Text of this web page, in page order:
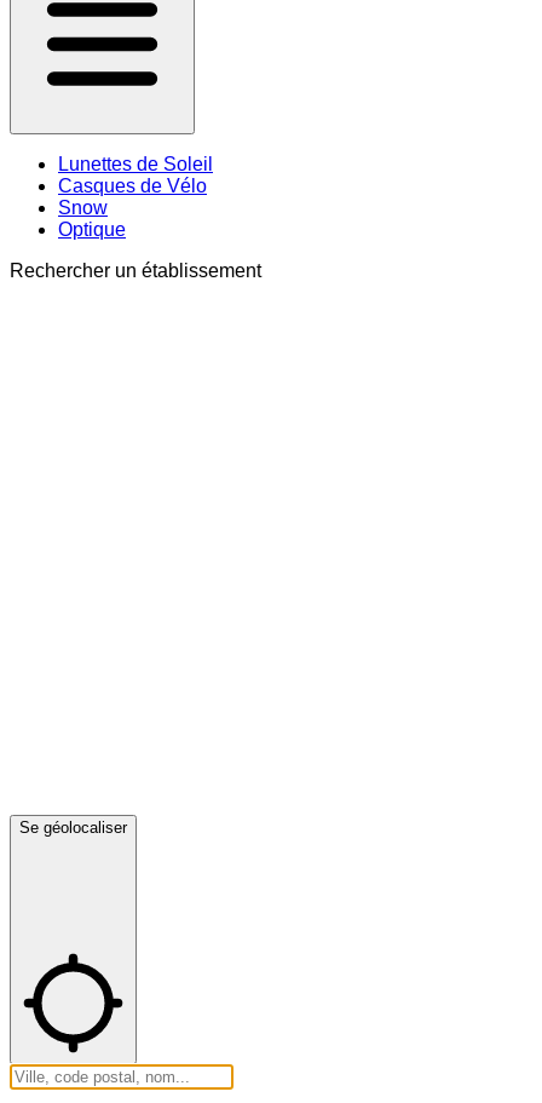
Lunettes de Soleil
Casques de Vélo
Snow
Optique
Rechercher un établissement
Se géolocaliser